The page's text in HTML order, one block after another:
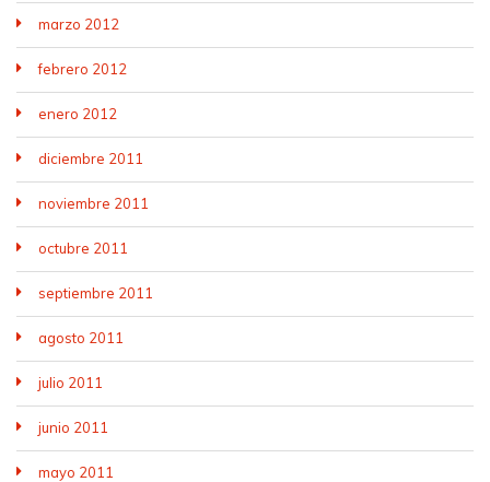
marzo 2012
febrero 2012
enero 2012
diciembre 2011
noviembre 2011
octubre 2011
septiembre 2011
agosto 2011
julio 2011
junio 2011
mayo 2011